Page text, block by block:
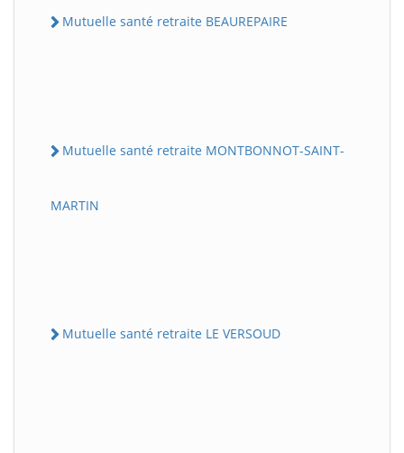
Mutuelle santé retraite BEAUREPAIRE
Mutuelle santé retraite MONTBONNOT-SAINT-
MARTIN
Mutuelle santé retraite LE VERSOUD